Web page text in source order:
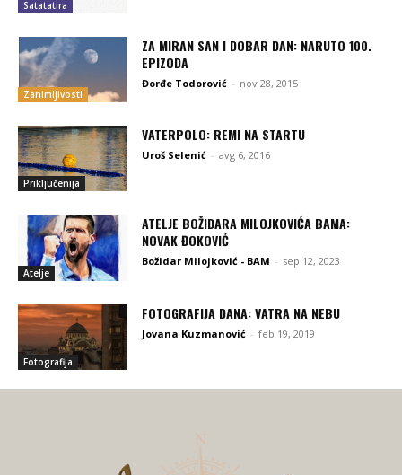
Satatatira
Zanimljivosti
ZA MIRAN SAN I DOBAR DAN: NARUTO 100.
EPIZODA
Đorđe Todorović - nov 28, 2015
Priključenija
VATERPOLO: REMI NA STARTU
Uroš Selenić - avg 6, 2016
Atelje
ATELJE BOŽIDARA MILOJKOVIĆA BAMA:
NOVAK ĐOKOVIĆ
Božidar Milojković - BAM - sep 12, 2023
Fotografija
FOTOGRAFIJA DANA: VATRA NA NEBU
Jovana Kuzmanović - feb 19, 2019